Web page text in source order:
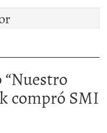
Nuestro
compró SMI